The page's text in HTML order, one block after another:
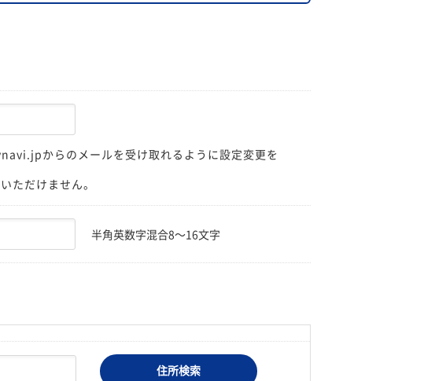
からのメールを受け取れるように設定変更を
ただけません。
半角英数字混合8〜16文字
住所検索